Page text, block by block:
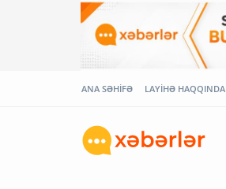
ANA SƏHİFƏ LAYİHƏ HAQQINDA